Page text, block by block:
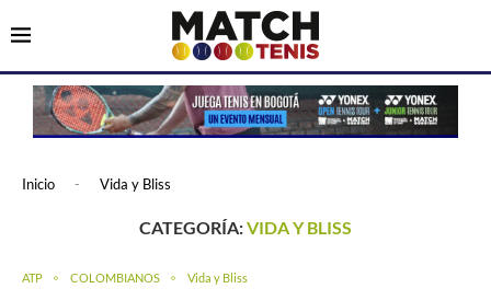
Inicio - Vida y Bliss
CATEGORÍA:VIDA Y BLISS
ATP COLOMBIANOS Vida y Bliss